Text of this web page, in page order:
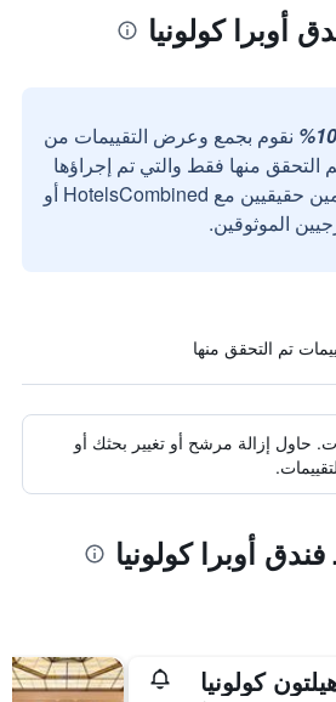
أوبرا كولونيا
نقوم بجمع وعرض التقييمات من
التحقق منها فقط والتي تم إجراؤها
بواسطة مستخدمين حقيقيين مع HotelsCombined أو
الموثوقين.
حاول إزالة مرشح أو تغيير بحثك أو
أوبرا كولونيا
كولونيا